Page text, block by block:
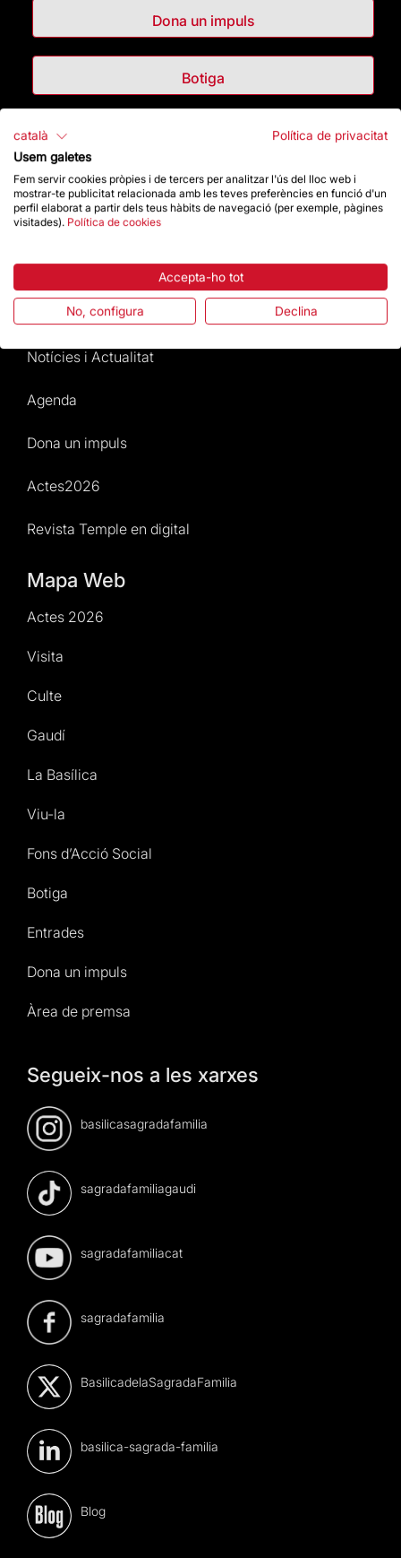
Dona un impuls
Botiga
Destacats
La Fundació
Preguntes freqüents
Atenció al Visitant
Normativa i condicions de compra
Notícies i Actualitat
Agenda
Dona un impuls
Actes2026
Revista Temple en digital
Mapa Web
Actes 2026
Visita
Culte
Gaudí
La Basílica
Viu-la
Fons d’Acció Social
Botiga
Entrades
Dona un impuls
Àrea de premsa
Segueix-nos a les xarxes
basilicasagradafamilia
sagradafamiliagaudi
sagradafamiliacat
sagradafamilia
BasilicadelaSagradaFamilia
basilica-sagrada-familia
Blog
català
Política de privacitat
Usem galetes
Fem servir cookies pròpies i de tercers per analitzar l'ús del lloc web i
mostrar-te publicitat relacionada amb les teves preferències en funció d'un
perfil elaborat a partir dels teus hàbits de navegació (per exemple, pàgines
visitades). Política de cookies
Accepta-ho tot
No, configura Declina